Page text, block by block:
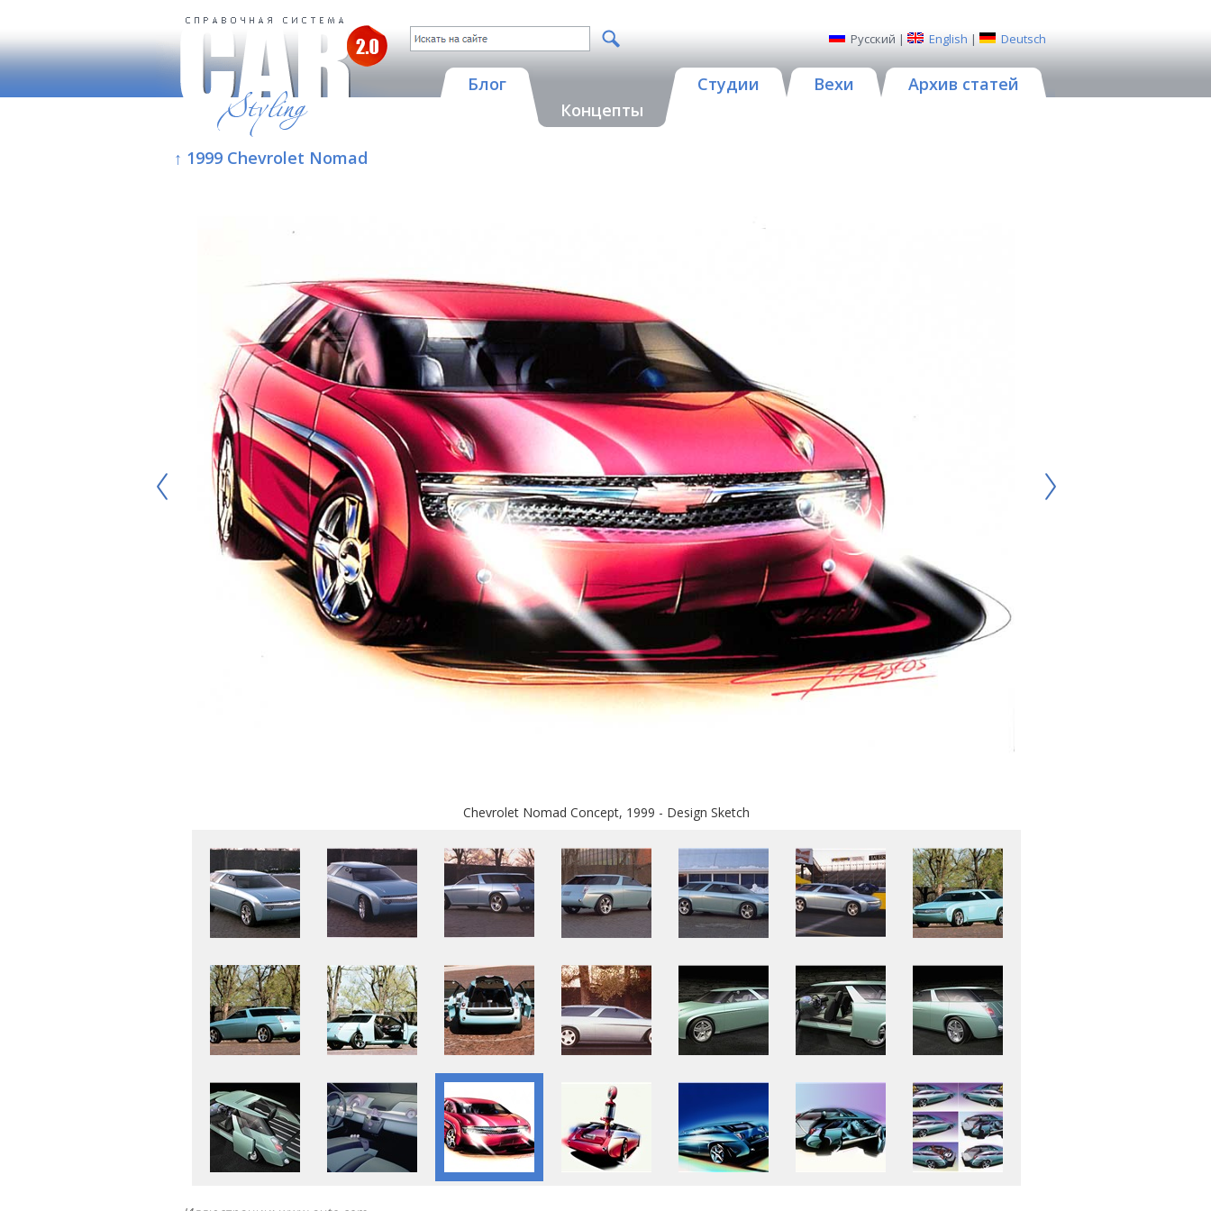
Русский | English | Deutsch
Блог
Концепты
Студии Вехи Архив статей
↑ 1999 Chevrolet Nomad
Chevrolet Nomad Concept, 1999 - Design Sketch